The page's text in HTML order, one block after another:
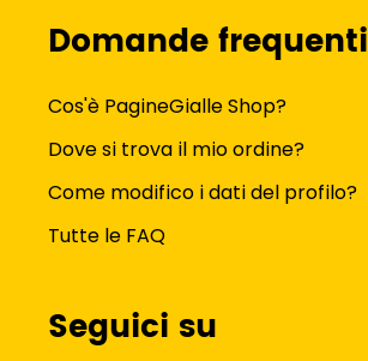
Domande frequenti
Cos'è PagineGialle Shop?
Dove si trova il mio ordine?
Come modifico i dati del profilo?
Tutte le FAQ
Seguici su